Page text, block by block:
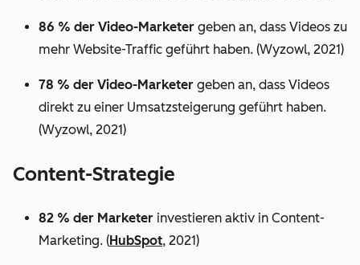
86 % der Video-Marketer geben an, dass Videos zu
mehr Website-Traffic geführt haben. (Wyzowl, 2021)
78 % der Video-Marketer geben an, dass Videos
direkt zu einer Umsatzsteigerung geführt haben.
(Wyzowl, 2021)
Content-Strategie
82 % der Marketer investieren aktiv in Content-
Marketing. (HubSpot, 2021)